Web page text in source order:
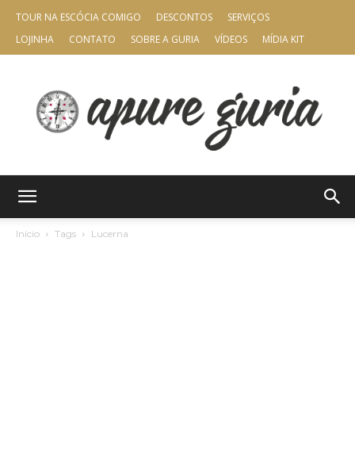
TOUR NA ESCÓCIA COMIGO DESCONTOS
SERVIÇOS
LOJINHA
CONTATO SOBRE A GURIA VÍDEOS MÍDIA KIT
Início Tags Lucerna